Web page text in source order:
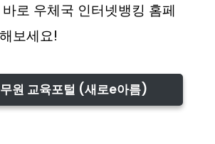
로 우체국 인터넷뱅킹 홈페
보세요!
원 교육포털 (새로e아름)